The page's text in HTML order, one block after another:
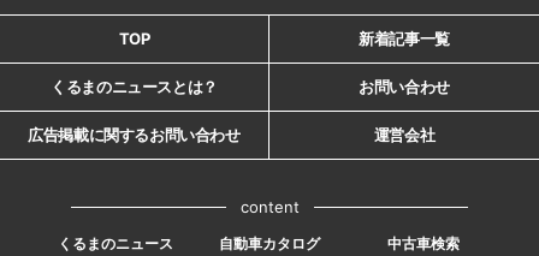
TOP 新着記事一覧
くるまのニュースとは？ お問い合わせ
広告掲載に関するお問い合わせ 運営会社
content
くるまのニュース 自動車カタログ
中古車検索